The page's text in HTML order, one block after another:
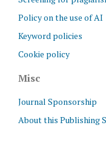
Policy on the use of AI
Keyword policies
Cookie policy
Misc
Journal Sponsorship
About this Publishing